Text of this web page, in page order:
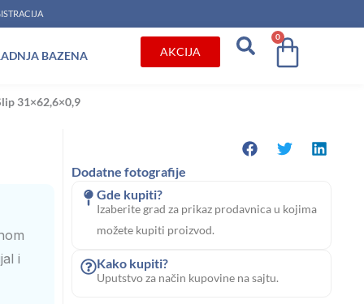
BAZENA AKCIJA
0
Cart
31×62,6×0,9
i
Dodatne fotografije
Gde kupiti?
Izaberite grad za prikaz prodavnica u kojima
možete kupiti proizvod.
Kako kupiti?
Uputstvo za način kupovine na sajtu.